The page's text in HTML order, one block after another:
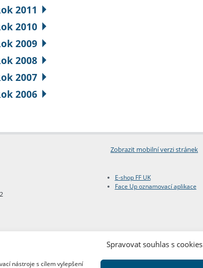
Spravovat souhlas s cookies
nástroje s cílem vylepšení
2011
2010
2009
2008
2007
2006
Zobrazit mobilní verzi stránek
E-shop FF UK
Face Up oznamovací aplikace